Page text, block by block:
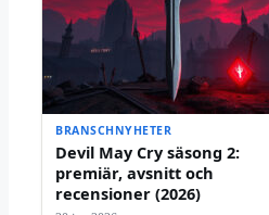
BRANSCHNYHETER
Devil May Cry säsong 2:
premiär, avsnitt och
recensioner (2026)